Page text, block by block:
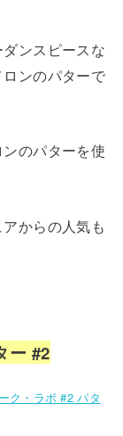
ンスピースな
ンのパターで
のパターを使
からの人気も
ー #2
ク・ラボ #2 パタ